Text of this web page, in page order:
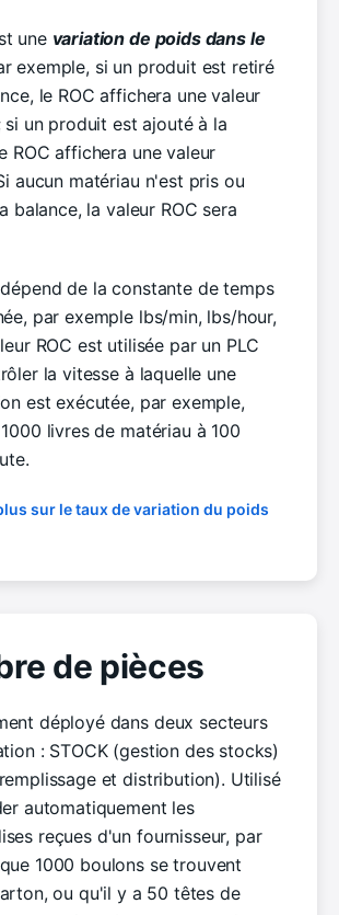
une variation de poids dans le
exemple, si un produit est retiré
le ROC affichera une valeur
si un produit est ajouté à la
ROC affichera une valeur
aucun matériau n'est pris ou
balance, la valeur ROC sera
de la constante de temps
par exemple lbs/min, lbs/hour,
ROC est utilisée par un PLC
la vitesse à laquelle une
est exécutée, par exemple,
livres de matériau à 100
sur le taux de variation du poids
de pièces
déployé dans deux secteurs
: STOCK (gestion des stocks)
et distribution). Utilisé
automatiquement les
reçues d'un fournisseur, par
1000 boulons se trouvent
ou qu'il y a 50 têtes de